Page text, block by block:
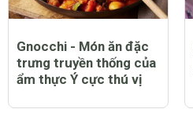
Gnocchi - Món ăn đặc
trưng truyền thống của
ẩm thực Ý cực thú vị